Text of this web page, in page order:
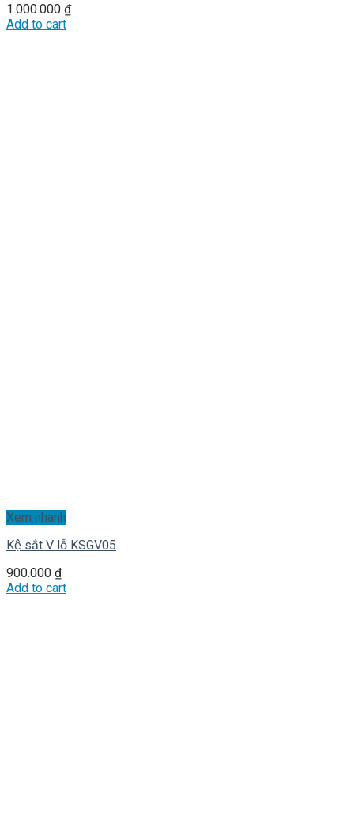
1.000.000 ₫
Add to cart
Xem nhanh
Kệ sắt V lỗ KSGV05
900.000 ₫
Add to cart